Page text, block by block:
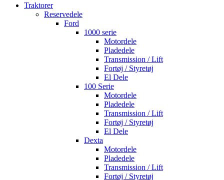
Traktorer
Reservedele
Ford
1000 serie
Motordele
Pladedele
Transmission / Lift
Fortøj / Styretøj
El Dele
100 Serie
Motordele
Pladedele
Transmission / Lift
Fortøj / Styretøj
El Dele
Dexta
Motordele
Pladedele
Transmission / Lift
Fortøj / Styretøj